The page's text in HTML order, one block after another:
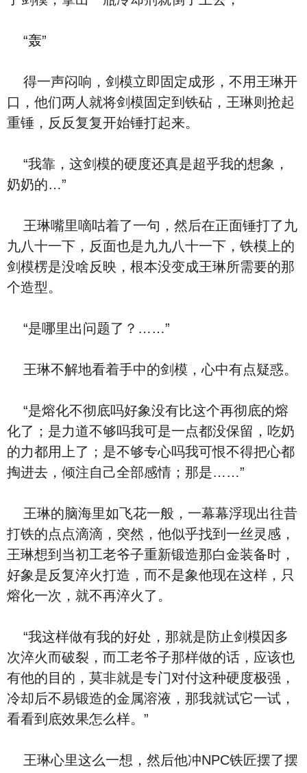
“轰”
得一声闷响，剑模立即固定成形，不用王琳开
口，他们两人就将剑模固定到铁砧，王琳则抢起
重锤，反反复复开始锤打起来。
“我靠，这剑模的硬度还真是超乎我的想象，
奶奶的…”
王琳嘴里嘀咕着了一句，然后在正面锤打了九
九八十一下，反面也是九九八十一下，铁模上的
剑模楞是没啥反映，根本没变成王琳所需要的那
个造型。
“是哪里出问题了？……”
王琳不解地看着手中的剑模，心中有点疑惑。
“是熔化不彻底吗好象没有比这个再彻底的熔
化了；是力道不够吗我可是一点都没保留，吃奶
的力都用上了；是不够专心吗我可恨不得把心都
掏进去，倾注自己全部感情；那是……”
王琳的脑海里如飞花一般，一幕幕浮现出往昔
打铁的点点滴滴，突然，他似乎找到一丝灵感，
王琳想到当初工老爷子重新锻造那白金装备时，
好象是反复淬火打造，而不是象他现在这样，只
熔化一次，就不再淬火了。
“我这样做有我的好处，那就是防止剑模因多
次淬火而破裂，而工老爷子那样做的话，应该也
有他的目的，莫非就是专门对付这种硬度极强，
冷却后不易锻造的金属溶液，那我就试它一试，
看看到底效果怎么样。”
王琳心里这么一想，然后他冲NPC铁匠摆了摆